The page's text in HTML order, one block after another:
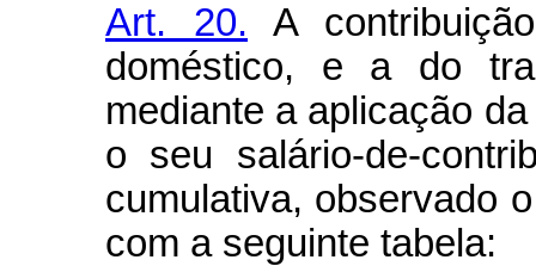
Art. 20. A
doméstico, e a do
mediante a aplicação
o seu salário-de-
cumulativa, observado
com a seguinte tabela: